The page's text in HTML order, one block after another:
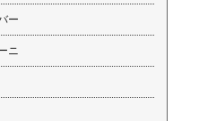
ー
ニ